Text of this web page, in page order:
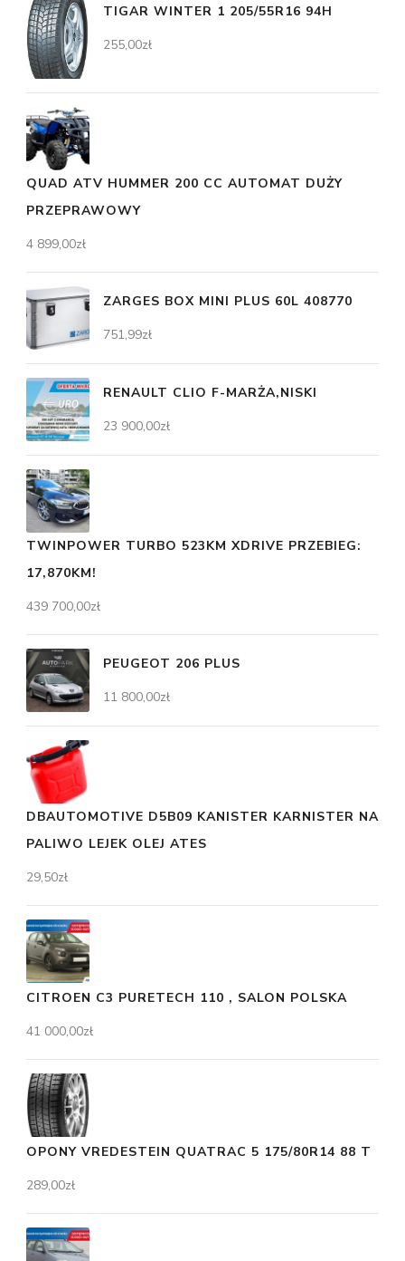
TIGAR WINTER 1 205/55R16 94H
255,00zł
QUAD ATV HUMMER 200 CC AUTOMAT DUŻY
PRZEPRAWOWY
4 899,00zł
ZARGES BOX MINI PLUS 60L 408770
751,99zł
RENAULT CLIO F-MARŻA,NISKI
23 900,00zł
TWINPOWER TURBO 523KM XDRIVE PRZEBIEG:
17,870KM!
439 700,00zł
PEUGEOT 206 PLUS
11 800,00zł
DBAUTOMOTIVE D5B09 KANISTER KARNISTER NA
PALIWO LEJEK OLEJ ATES
29,50zł
CITROEN C3 PURETECH 110 , SALON POLSKA
41 000,00zł
OPONY VREDESTEIN QUATRAC 5 175/80R14 88 T
289,00zł